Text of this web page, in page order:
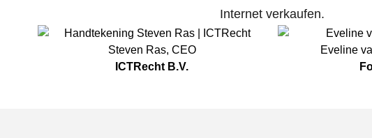
Internet verkaufen.
Steven Ras, CEO
ICTRecht B.V.
Eveline